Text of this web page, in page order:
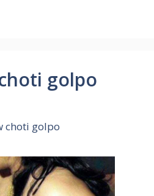
golpo
choti golpo